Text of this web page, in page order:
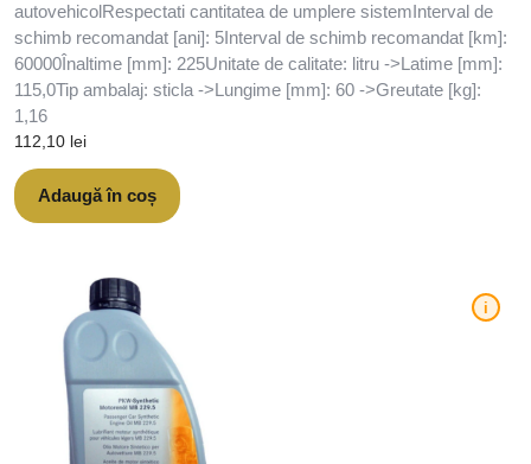
autovehicolRespectati cantitatea de umplere sistemInterval de
schimb recomandat [ani]: 5Interval de schimb recomandat [km]:
60000Înaltime [mm]: 225Unitate de calitate: litru ->Latime [mm]:
115,0Tip ambalaj: sticla ->Lungime [mm]: 60 ->Greutate [kg]:
1,16
112,10 lei
Adaugă în coș
i